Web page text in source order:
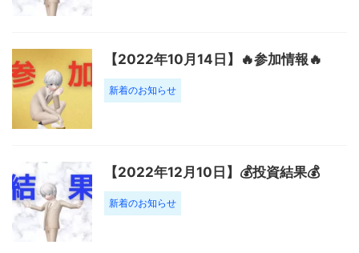
【2022年10月14日】🔥参加情報🔥
新着のお知らせ
【2022年12月10日】💰投資結果💰
新着のお知らせ